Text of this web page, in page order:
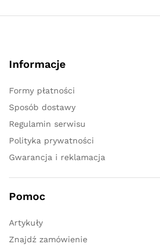
Informacje
Formy płatności
Sposób dostawy
Regulamin serwisu
Polityka prywatności
Gwarancja i reklamacja
Pomoc
Artykuły
Znajdź zamówienie